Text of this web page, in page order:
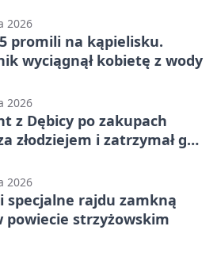
2026
promili na kąpielisku.
wyciągnął kobietę z wody
2026
z Dębicy po zakupach
złodziejem i zatrzymał go
2026
specjalne rajdu zamkną
powiecie strzyżowskim